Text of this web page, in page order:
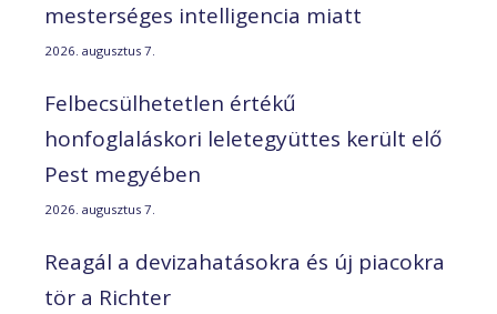
mesterséges intelligencia miatt
2026. augusztus 7.
Felbecsülhetetlen értékű
honfoglaláskori leletegyüttes került elő
Pest megyében
2026. augusztus 7.
Reagál a devizahatásokra és új piacokra
tör a Richter